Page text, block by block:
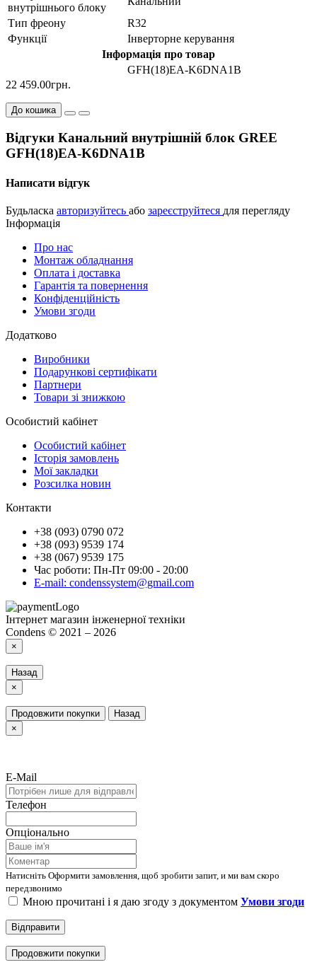
внутрішнього блоку
Тип фреону
R32
Функції
Інверторне керування
Інформація про товар
GFH(18)EA-K6DNA1B
22 459.00грн.
До кошика
Відгуки Канальний внутрішній блок GREE
GFH(18)EA-K6DNA1B
Написати відгук
Будьласка авторизуйтесь або зареєструйтеся для перегляду
Інформація
Про нас
Монтаж обладнання
Оплата і доставка
Гарантія та повернення
Конфіденційність
Умови згоди
Додатково
Виробники
Подарункові сертифікати
Партнери
Товари зі знижкою
Особистий кабінет
Особистий кабінет
Історія замовлень
Мої закладки
Розсилка новин
Контакти
+38 (093) 0790 072
+38 (093) 9539 174
+38 (067) 9539 175
Час роботи: Пн-Пт 09:00 - 20:00
E-mail: condenssystem@gmail.com
Інтернет магазин інженерної техніки
Condens © 2021 – 2026
×
Назад
×
Продовжити покупки
Назад
×
E-Mail
Телефон
Опціонально
Натисніть Оформити замовлення, щоб зробити запит, и ми вам скоро
передзвонимо
Мною прочитані і я даю згоду з документом Умови згоди
Відправити
Продовжити покупки